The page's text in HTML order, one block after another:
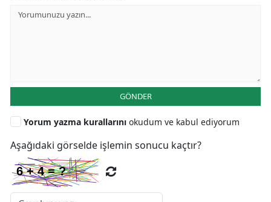
GÖNDER
Yorum yazma kurallarını okudum ve kabul ediyorum
Aşağıdaki görselde işlemin sonucu kaçtır?